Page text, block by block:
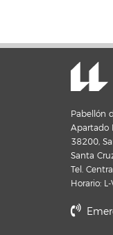
Pabellón
Apartado
38200,
Santa
Tel.
Horario: